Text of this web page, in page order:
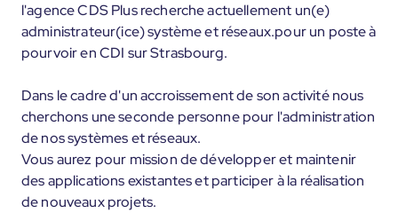
l'agence CDS Plus recherche actuellement un(e)
administrateur(ice) système et réseaux.pour un poste à
pourvoir en CDI sur Strasbourg.
Dans le cadre d'un accroissement de son activité nous
cherchons une seconde personne pour l'administration
de nos systèmes et réseaux.
Vous aurez pour mission de développer et maintenir
des applications existantes et participer à la réalisation
de nouveaux projets.